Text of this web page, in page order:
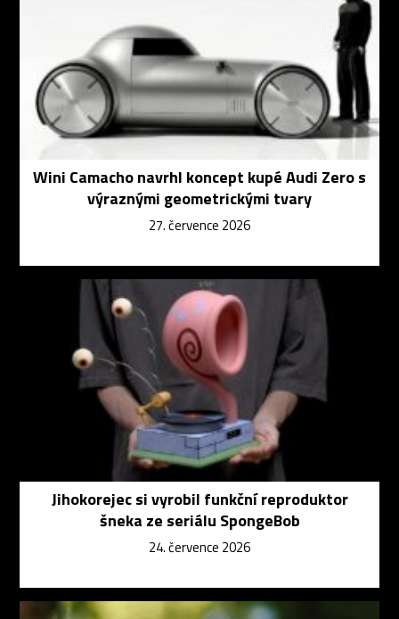
Wini Camacho navrhl koncept kupé Audi Zero s
výraznými geometrickými tvary
27. července 2026
Jihokorejec si vyrobil funkční reproduktor
šneka ze seriálu SpongeBob
24. července 2026